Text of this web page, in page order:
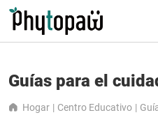
Guías para el
Hogar Centro Educativo